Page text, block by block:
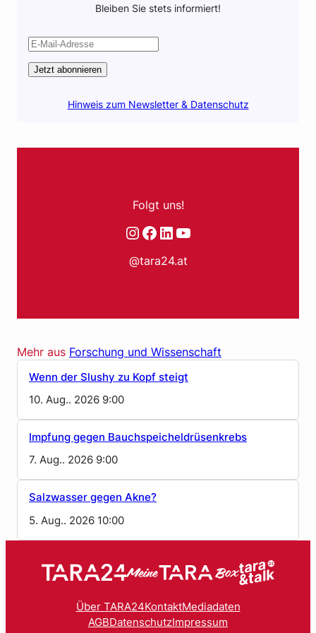
Bleiben Sie stets informiert!
Jetzt abonnieren
Hinweis zum Newsletter & Datenschutz
Folgt uns!
Instagram
Facebook
LinkedIn
YouTube
@tara24.at
Mehr aus Forschung und Wissenschaft
Wenn der Slushy zu Kopf steigt
10. Aug.. 2026 9:00
Impfung gegen Bauchspeicheldrüsenkrebs
7. Aug.. 2026 9:00
Salzwasser gegen Akne?
5. Aug.. 2026 10:00
Über TARA24KontaktMediadaten
AGBDatenschutz Impressum